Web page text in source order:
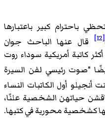
كبير باعتبارها
عنها الباحث جوان
أمريكية سوداء روت
رئيسي لفن السيرة
أول الكاتبات النساء
الشخصية علنًا،
محورية في كتبها.